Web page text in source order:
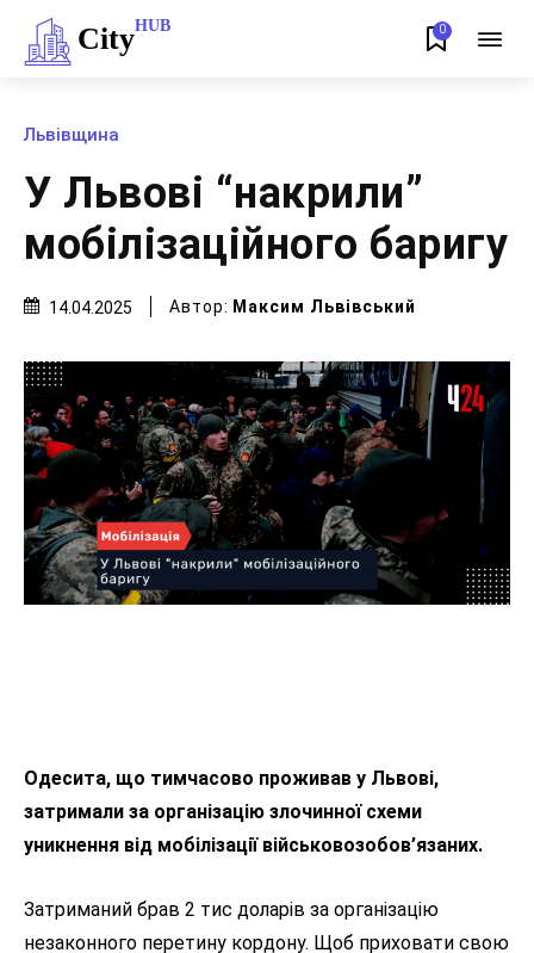
CityHUB 0
Львівщина
У Львові “накрили”
мобілізаційного баригу
14.04.2025 Автор: Максим Львівський
Одесита, що тимчасово проживав у Львові,
затримали за організацію злочинної схеми
уникнення від мобілізації військовозобов’язаних.
Затриманий брав 2 тис доларів за організацію
незаконного перетину кордону. Щоб приховати свою